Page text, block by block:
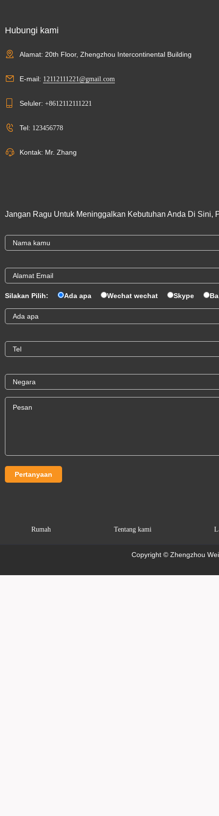
Hubungi kami
Alamat: 20th Floor, Zhengzhou Intercontinental Building
E-mail: 12112111221@gmail.com
Seluler: +8612112111221
Tel: 123456778
Kontak: Mr. Zhang
Jangan Ragu Untuk Meninggalkan Kebutuhan Anda Di Sini,
Silakan Pilih: Ada apa Wechat wechat Skype
Rumah Tentang kami
Copyright © Zhengzhou